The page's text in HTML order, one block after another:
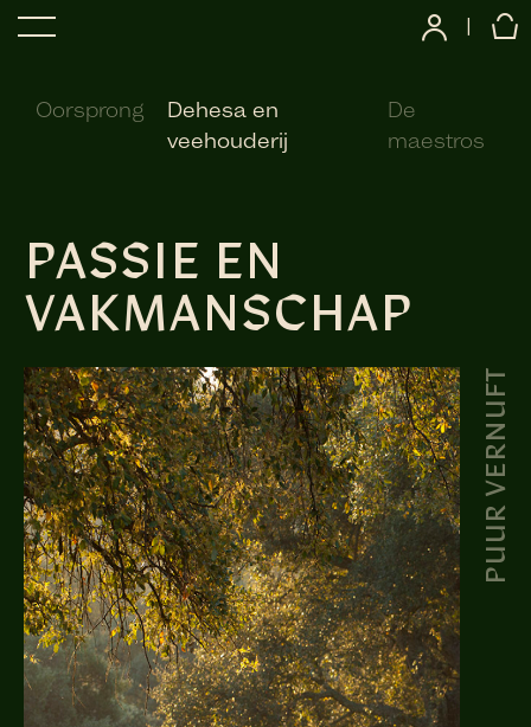
Oorsprong
Dehesa en
veehouderij
De
maestros
PASSIE EN
VAKMANSCHAP
PUUR VERNUFT